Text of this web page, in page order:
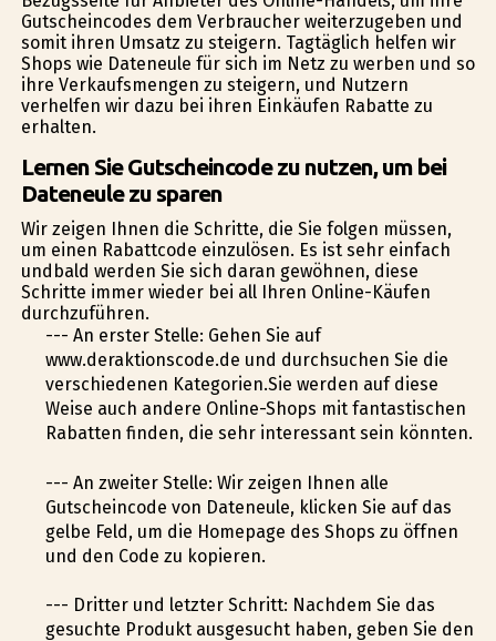
Gutscheincodes dem Verbraucher weiterzugeben und
somit ihren Umsatz zu steigern. Tagtäglich helfen wir
Shops wie Dateneule für sich im Netz zu werben und so
ihre Verkaufsmengen zu steigern, und Nutzern
verhelfen wir dazu bei ihren Einkäufen Rabatte zu
erhalten.
Lernen Sie Gutscheincode zu nutzen, um bei
Dateneule zu sparen
Wir zeigen Ihnen die Schritte, die Sie folgen müssen,
um einen Rabattcode einzulösen. Es ist sehr einfach
undbald werden Sie sich daran gewöhnen, diese
Schritte immer wieder bei all Ihren Online-Käufen
durchzuführen.
--- An erster Stelle: Gehen Sie auf
www.deraktionscode.de und durchsuchen Sie die
verschiedenen Kategorien.Sie werden auf diese
Weise auch andere Online-Shops mit fantastischen
Rabatten finden, die sehr interessant sein könnten.
--- An zweiter Stelle: Wir zeigen Ihnen alle
Gutscheincode von Dateneule, klicken Sie auf das
gelbe Feld, um die Homepage des Shops zu öffnen
und den Code zu kopieren.
--- Dritter und letzter Schritt: Nachdem Sie das
gesuchte Produkt ausgesucht haben, geben Sie den